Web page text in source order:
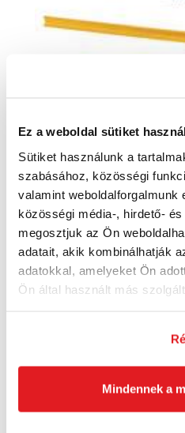
Ez a weboldal sütiket
Sütiket használunk a
szabásához, közösségi
valamint
közösségi média-, hirdető-
megosztjuk az Ön
adatait, akik kombinálhatják
adatokkal, amelyeket Ön
Ön által használt más
Mindennek a
STANLEY Íves fűrész
3 570 Ft
2 820 Ft ÁFA nélkül
Külső raktárban